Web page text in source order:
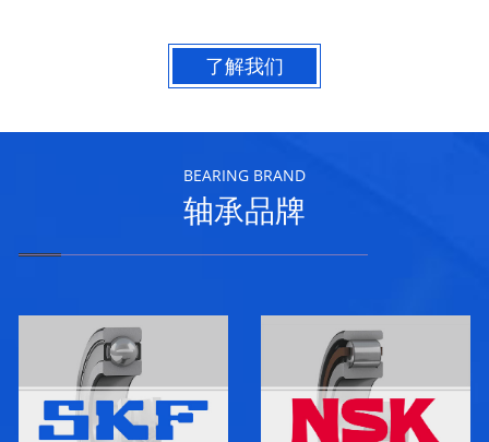
了解我们
BEARING BRAND
轴承品牌